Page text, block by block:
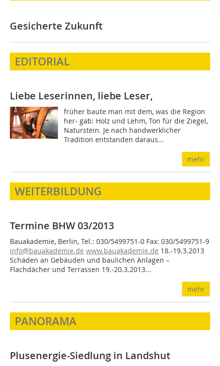
Gesicherte Zukunft
EDITORIAL
Liebe Leserinnen, liebe Leser,
früher baute man mit dem, was die Region
her- gab: Holz und Lehm, Ton für die Ziegel,
Naturstein. Je nach handwerklicher
Tradition entstanden daraus...
mehr
WEITERBILDUNG
Termine BHW 03/2013
Bauakademie, Berlin, Tel.: 030/5499751-0 Fax: 030/5499751-9
info@bauakademie.de www.bauakademie.de 18.-19.3.2013
Schäden an Gebäuden und baulichen Anlagen –
Flachdächer und Terrassen 19.-20.3.2013...
mehr
PANORAMA
Plusenergie-Siedlung in Landshut